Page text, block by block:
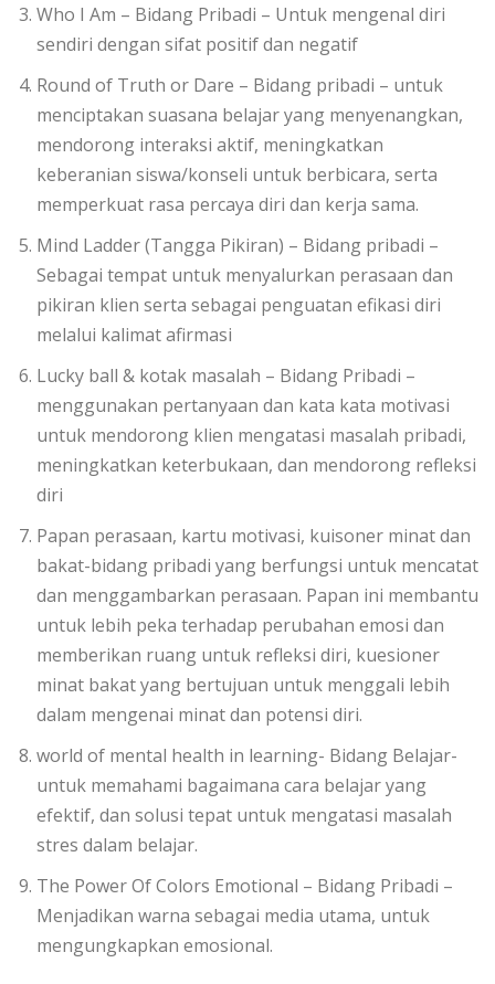
Who I Am – Bidang Pribadi – Untuk mengenal diri
sendiri dengan sifat positif dan negatif
Round of Truth or Dare – Bidang pribadi – untuk
menciptakan suasana belajar yang menyenangkan,
mendorong interaksi aktif, meningkatkan
keberanian siswa/konseli untuk berbicara, serta
memperkuat rasa percaya diri dan kerja sama.
Mind Ladder (Tangga Pikiran) – Bidang pribadi –
Sebagai tempat untuk menyalurkan perasaan dan
pikiran klien serta sebagai penguatan efikasi diri
melalui kalimat afirmasi
Lucky ball & kotak masalah – Bidang Pribadi –
menggunakan pertanyaan dan kata kata motivasi
untuk mendorong klien mengatasi masalah pribadi,
meningkatkan keterbukaan, dan mendorong refleksi
diri
Papan perasaan, kartu motivasi, kuisoner minat dan
bakat-bidang pribadi yang berfungsi untuk mencatat
dan menggambarkan perasaan. Papan ini membantu
untuk lebih peka terhadap perubahan emosi dan
memberikan ruang untuk refleksi diri, kuesioner
minat bakat yang bertujuan untuk menggali lebih
dalam mengenai minat dan potensi diri.
world of mental health in learning- Bidang Belajar-
untuk memahami bagaimana cara belajar yang
efektif, dan solusi tepat untuk mengatasi masalah
stres dalam belajar.
The Power Of Colors Emotional – Bidang Pribadi –
Menjadikan warna sebagai media utama, untuk
mengungkapkan emosional.